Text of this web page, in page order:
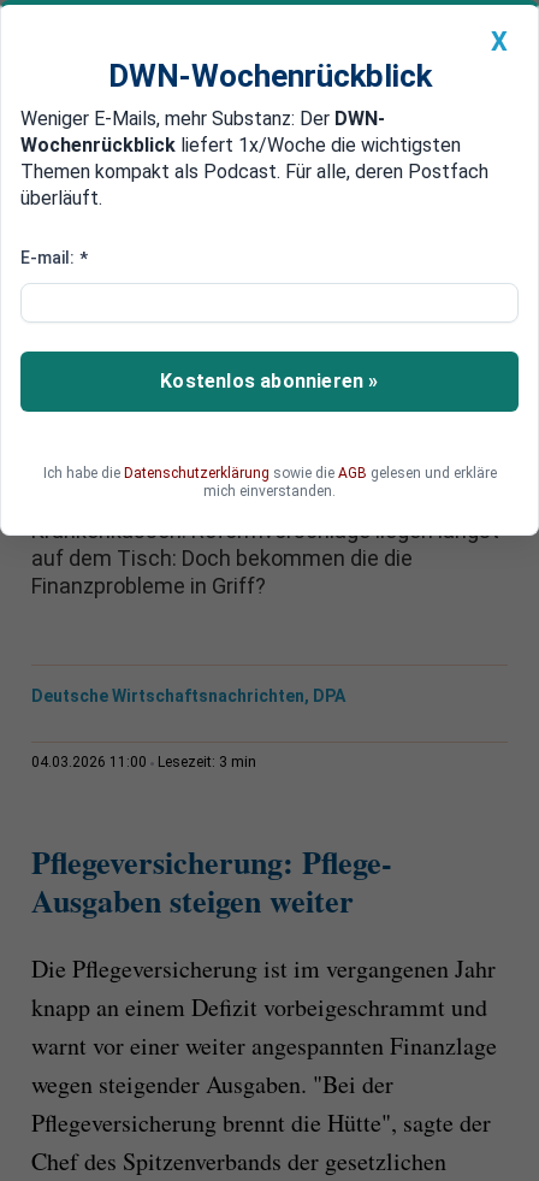
Newsticker MEIN DWN: Geldanlage Premium
Edelmetalle DWN-Magazin China
Finanznöte in der Pflege: Pflege-
Defizite werden größer
Die Pflegeversicherung ist im vergangenen Jahr
nur knapp an einem Defizit vorbeigeschrammt.
Pflegeversicherung brennt die Hütte", sagte der
Chef des Spitzenverbands der gesetzlichen
Krankenkassen. Reformvorschläge liegen längst
auf dem Tisch: Doch bekommen die die
Finanzprobleme in Griff?
Deutsche Wirtschaftsnachrichten, DPA
04.03.2026 11:00 Lesezeit: 3 min
Pflegeversicherung: Pflege-
Ausgaben steigen weiter
Die Pflegeversicherung ist im vergangenen Jahr
knapp an einem Defizit vorbeigeschrammt und
warnt vor einer weiter angespannten Finanzlage
wegen steigender Ausgaben. "Bei der
Pflegeversicherung brennt die Hütte", sagte der
Chef des Spitzenverbands der gesetzlichen
X
DWN-Wochenrückblick
Weniger E-Mails, mehr Substanz: Der DWN-
Wochenrückblick liefert 1x/Woche die wichtigsten
Themen kompakt als Podcast. Für alle, deren Postfach
überläuft.
E-mail: *
Kostenlos abonnieren »
Ich habe die Datenschutzerklärung sowie die AGB gelesen und erkläre
mich einverstanden.